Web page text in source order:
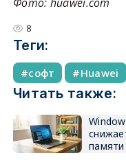
8
Теги:
софт Huawei
Читать также:
памяти